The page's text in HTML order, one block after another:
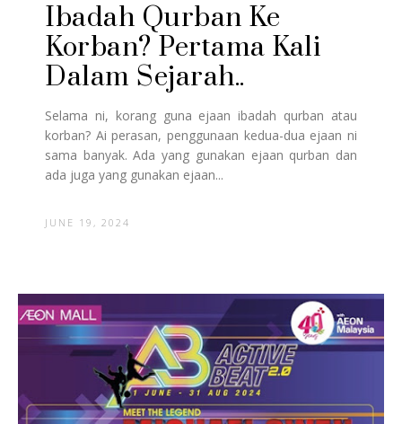
Ibadah Qurban Ke
Korban? Pertama Kali
Dalam Sejarah..
Selama ni, korang guna ejaan ibadah qurban atau
korban? Ai perasan, penggunaan kedua-dua ejaan ni
sama banyak. Ada yang gunakan ejaan qurban dan
ada juga yang gunakan ejaan...
JUNE 19, 2024